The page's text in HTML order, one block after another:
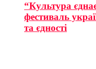
“Культура
фестиваль
та єдності